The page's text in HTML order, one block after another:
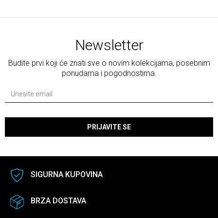
Newsletter
Budite prvi koji će znati sve o novim kolekcijama, posebnim
ponudama i pogodnostima.
PRIJAVITE SE
SIGURNA KUPOVINA
BRZA DOSTAVA